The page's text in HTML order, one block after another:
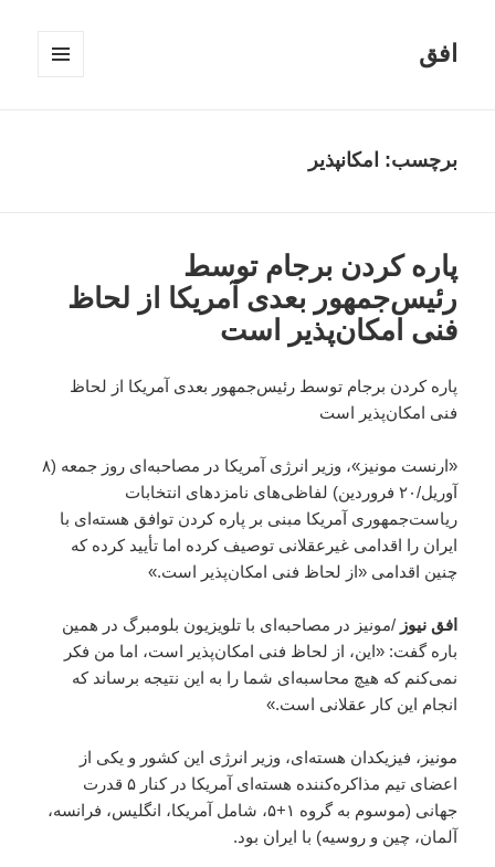
افق
برچسب: امکانپذیر
پاره کردن برجام توسط
رئیس‌جمهور بعدی آمریکا از لحاظ
فنی امکان‌پذیر است
پاره کردن برجام توسط رئیس‌جمهور بعدی آمریکا از لحاظ
فنی امکان‌پذیر است
«ارنست مونیز»، وزیر انرژی آمریکا در مصاحبه‌ای روز جمعه (۸
آوریل/۲۰ فروردین) لفاظی‌های نامزدهای انتخابات
ریاست‌جمهوری آمریکا مبنی بر پاره کردن توافق هسته‌ای با
ایران را اقدامی غیرعقلانی توصیف کرده اما تأیید کرده که
چنین اقدامی «از لحاظ فنی امکان‌پذیر است.»
افق نیوز /مونیز در مصاحبه‌ای با تلویزیون بلومبرگ در همین
باره گفت: «این، از لحاظ فنی امکان‌پذیر است، اما من فکر
نمی‌کنم که هیچ محاسبه‌ای شما را به این نتیجه برساند که
انجام این کار عقلانی است.»
مونیز، فیزیکدان هسته‌ای، وزیر انرژی این کشور و یکی از
اعضای تیم مذاکره‌کننده هسته‌ای آمریکا در کنار ۵ قدرت
جهانی (موسوم به گروه ۱+۵، شامل آمریکا، انگلیس، فرانسه،
آلمان، چین و روسیه) با ایران بود.